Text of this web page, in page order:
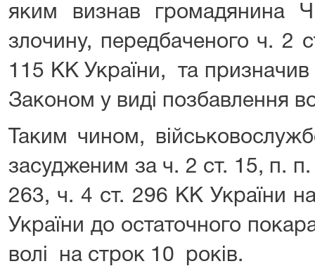
яким визнав громадянина
злочину, передбаченого ч.
115 КК України, та
Законом у виді позбавлення
Таким чином,
засудженим за ч. 2 ст. 15, п.
263, ч. 4 ст. 296 КК України
України до остаточного
волі на строк 10 років.